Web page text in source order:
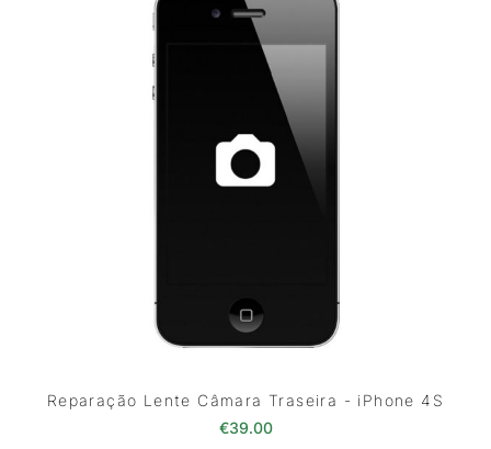
Reparação Lente Câmara Traseira - iPhone 4S
€39.00